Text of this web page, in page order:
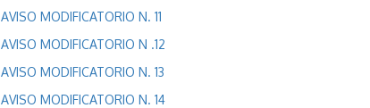
AVISO MODIFICATORIO N. 11
AVISO MODIFICATORIO N .12
AVISO MODIFICATORIO N. 13
AVISO MODIFICATORIO N. 14